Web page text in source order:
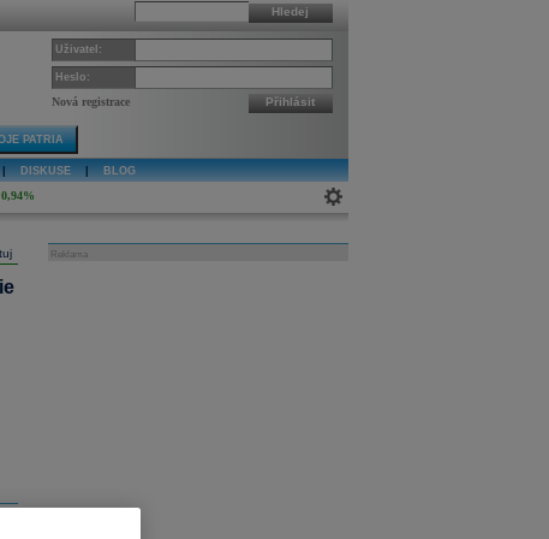
Hledej
Uživatel:
Heslo:
Nová registrace Přihlásit
PATRIA
DISKUSE BLOG
0,94%
Reklama